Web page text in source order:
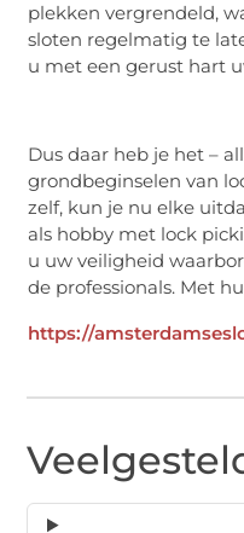
plekken vergrendeld,
sloten regelmatig te
u met een gerust hart
Dus daar heb je het –
grondbeginselen van
zelf, kun je nu elke
als hobby met lock
u uw veiligheid
de professionals. Met
https://